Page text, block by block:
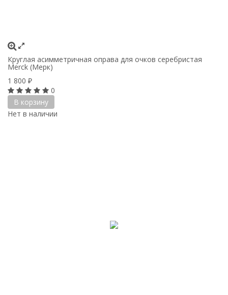
Круглая асимметричная оправа для очков серебристая
Merck (Мерк)
1 800 ₽
0
В корзину
Нет в наличии